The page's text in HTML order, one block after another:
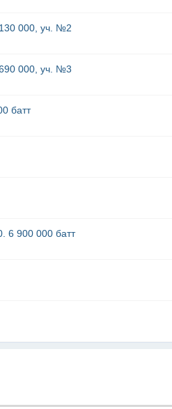
000, уч. №2
000, уч. №3
батт
6 900 000 батт